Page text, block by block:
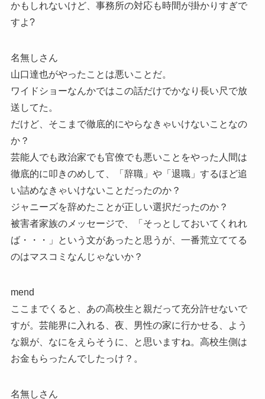
かもしれないけど、事務所の対応も時間が掛かりすぎで
すよ?
名無しさん
山口達也がやったことは悪いことだ。
ワイドショーなんかではこの話だけでかなり長い尺で放
送してた。
だけど、そこまで徹底的にやらなきゃいけないことなの
か？
芸能人でも政治家でも官僚でも悪いことをやった人間は
徹底的に叩きのめして、「辞職」や「退職」するほど追
い詰めなきゃいけないことだったのか？
ジャニーズを辞めたことが正しい選択だったのか？
被害者家族のメッセージで、「そっとしておいてくれれ
ば・・・」という文があったと思うが、一番荒立ててる
のはマスコミなんじゃないか？
mend
ここまでくると、あの高校生と親だって充分許せないで
すが。芸能界に入れる、夜、男性の家に行かせる、よう
な親が、なにをえらそうに、と思いますね。高校生側は
お金もらったんでしたっけ？。
名無しさん